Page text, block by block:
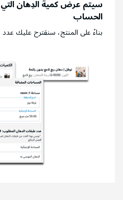
سيتم عرض كمية الدِهان التي
الحساب
بناءً على المنتج، سنقترح عليك